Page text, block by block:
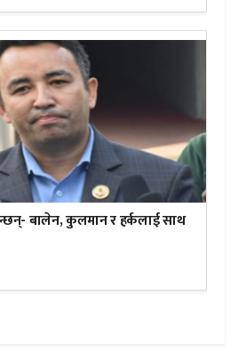
बालेन, कुलमान र हर्कलाई साथ